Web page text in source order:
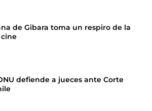
de Gibara toma un respiro de la
cine
defiende a jueces ante Corte